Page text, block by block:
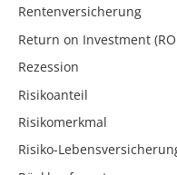
Rentenversicherung
Return on Investment
Rezession
Risikoanteil
Risikomerkmal
Risiko-